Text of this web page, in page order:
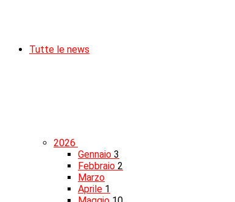
Tutte le news
2026
Gennaio 3
Febbraio 2
Marzo
Aprile 1